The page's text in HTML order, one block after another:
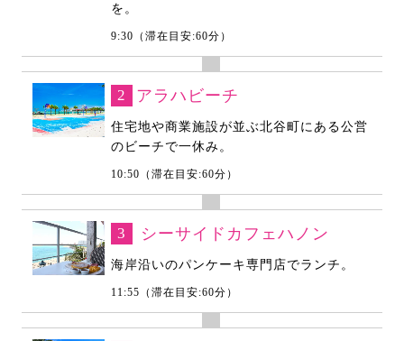
を。
9:30（滞在目安:60分）
2 アラハビーチ
住宅地や商業施設が並ぶ北谷町にある公営
のビーチで一休み。
10:50（滞在目安:60分）
3 シーサイドカフェハノン
海岸沿いのパンケーキ専門店でランチ。
11:55（滞在目安:60分）